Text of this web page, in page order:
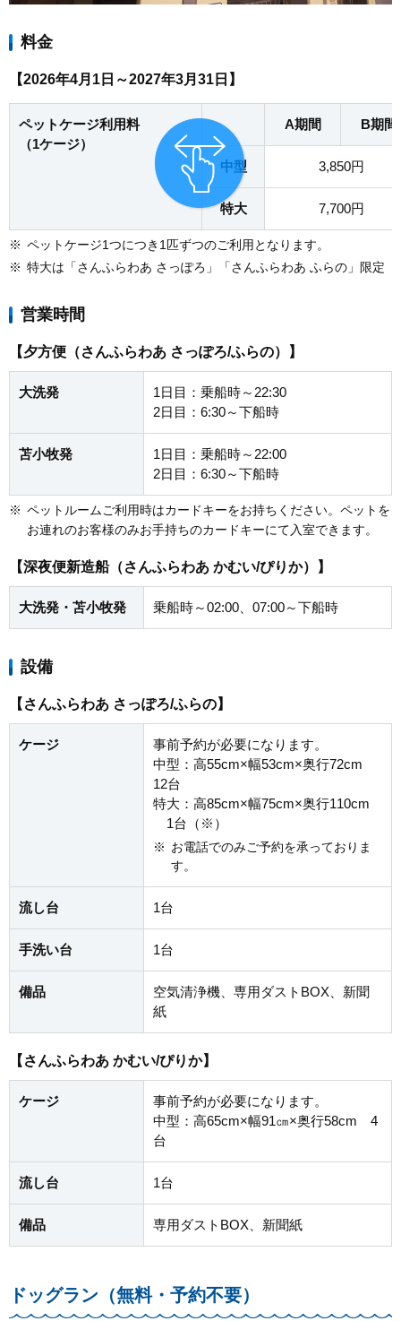
料金
【2026年4月1日～2027年3月31日】
ペットケージ利用料
（1ケージ）
A期間 B期間
中型 3,850円
特大 7,700円
※ ペットケージ1つにつき1匹ずつのご利用となります。
※ 特大は「さんふらわあ さっぽろ」「さんふらわあ ふらの」限定
営業時間
【夕方便（さんふらわあ さっぽろ/ふらの）】
大洗発
1日目：乗船時～22:30
2日目：6:30～下船時
苫小牧発
1日目：乗船時～22:00
2日目：6:30～下船時
※ ペットルームご利用時はカードキーをお持ちください。ペットを
お連れのお客様のみお手持ちのカードキーにて入室できます。
【深夜便新造船（さんふらわあ かむい/ぴりか）】
大洗発・苫小牧発 乗船時～02:00、07:00～下船時
設備
【さんふらわあ さっぽろ/ふらの】
ケージ
事前予約が必要になります。
中型：高55cm×幅53cm×奥行72cm
12台
特大：高85cm×幅75cm×奥行110cm
1台（※）
※ お電話でのみご予約を承っておりま
す。
流し台 1台
手洗い台 1台
備品
空気清浄機、専用ダストBOX、新聞
紙
【さんふらわあ かむい/ぴりか】
ケージ
事前予約が必要になります。
中型：高65cm×幅91㎝×奥行58cm 4
台
流し台 1台
備品 専用ダストBOX、新聞紙
ドッグラン（無料・予約不要）